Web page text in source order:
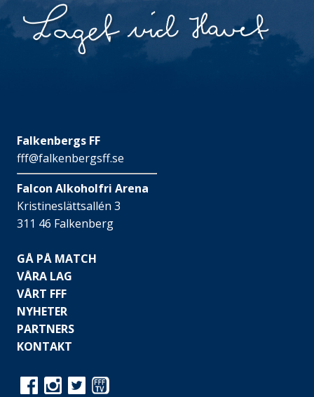
Falkenbergs FF
fff@falkenbergsff.se
Falcon Alkoholfri Arena
Kristineslättsallén 3
311 46 Falkenberg
GÅ PÅ MATCH
VÅRA LAG
VÅRT FFF
NYHETER
PARTNERS
KONTAKT